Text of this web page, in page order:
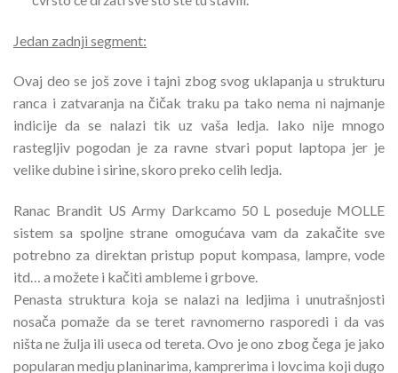
Jedan zadnji segment:
Ovaj deo se još zove i tajni zbog svog uklapanja u strukturu
ranca i zatvaranja na čičak traku pa tako nema ni najmanje
indicije da se nalazi tik uz vaša ledja. Iako nije mnogo
rastegljiv pogodan je za ravne stvari poput laptopa jer je
velike dubine i sirine, skoro preko celih ledja.
Ranac Brandit US Army Darkcamo 50 L poseduje MOLLE
sistem sa spoljne strane omogućava vam da zakačite sve
potrebno za direktan pristup poput kompasa, lampre, vode
itd… a možete i kačiti ambleme i grbove.
Penasta struktura koja se nalazi na ledjima i unutrašnjosti
nosača pomaže da se teret ravnomerno rasporedi i da vas
ništa ne žulja ili useca od tereta. Ovo je ono zbog čega je jako
popularan medju planinarima, kamprerima i lovcima koji dugo